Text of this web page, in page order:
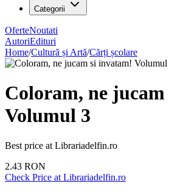
Categorii
OferteNoutati
AutoriEdituri
Home/Cultură și Artă/Cărți școlare
Coloram, ne
Volumul 3
Best price at Librariadelfin.ro
2.43 RON
Check Price at Librariadelfin.ro